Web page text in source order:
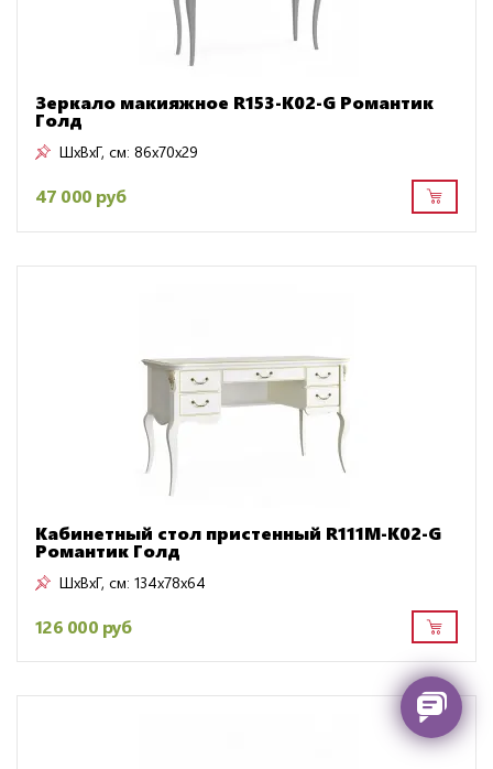
Зеркало макияжное R153-K02-G Романтик
Голд
ШxВxГ, см: 86x70x29
47 000 руб
Кабинетный стол пристенный R111M-K02-G
Романтик Голд
ШxВxГ, см: 134x78x64
126 000 руб